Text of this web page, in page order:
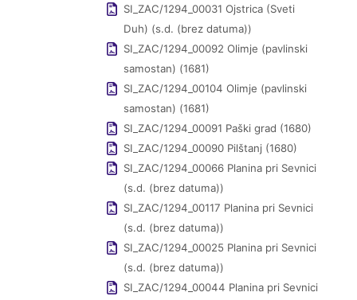
SI_ZAC/1294_00031 Ojstrica (Sveti
Duh) (s.d. (brez datuma))
SI_ZAC/1294_00092 Olimje (pavlinski
samostan) (1681)
SI_ZAC/1294_00104 Olimje (pavlinski
samostan) (1681)
SI_ZAC/1294_00091 Paški grad (1680)
SI_ZAC/1294_00090 Pilštanj (1680)
SI_ZAC/1294_00066 Planina pri Sevnici
(s.d. (brez datuma))
SI_ZAC/1294_00117 Planina pri Sevnici
(s.d. (brez datuma))
SI_ZAC/1294_00025 Planina pri Sevnici
(s.d. (brez datuma))
SI_ZAC/1294_00044 Planina pri Sevnici